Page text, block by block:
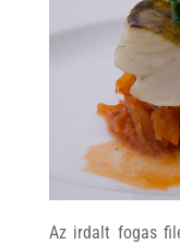
Az irdalt fogas